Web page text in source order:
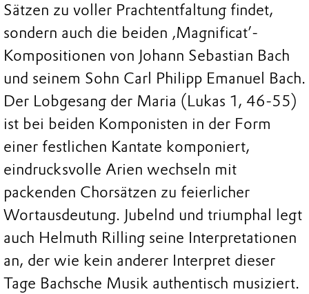
Sätzen zu voller Prachtentfaltung findet,
sondern auch die beiden ‚Magnificat’-
Kompositionen von Johann Sebastian Bach
und seinem Sohn Carl Philipp Emanuel Bach.
Der Lobgesang der Maria (Lukas 1, 46-55)
ist bei beiden Komponisten in der Form
einer festlichen Kantate komponiert,
eindrucksvolle Arien wechseln mit
packenden Chorsätzen zu feierlicher
Wortausdeutung. Jubelnd und triumphal legt
auch Helmuth Rilling seine Interpretationen
an, der wie kein anderer Interpret dieser
Tage Bachsche Musik authentisch musiziert.